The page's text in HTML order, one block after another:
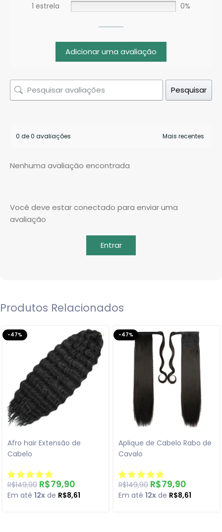
Você deve estar conectado para enviar uma
avaliação
Entrar
1 estrela
0%
Adicionar uma avaliação
Pesquisar
0 de 0 avaliações
Nenhuma avaliação encontrada
Produtos Relacionados
-47%
Afro hair Extensão de
Cabelo
R$149,90 R$79,90
Em até 12x de R$8,61
-47%
Aplique de Cabelo Rabo de
Cavalo
R$149,90 R$79,90
Em até 12x de R$8,61